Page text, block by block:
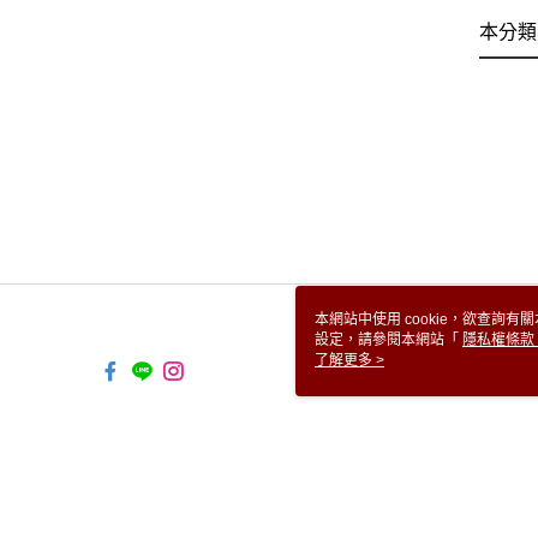
本分
本網站中使用 cookie，欲查詢有
設定，請參閱本網站「 隱私權條款
使用 cookie。
了解更多 >